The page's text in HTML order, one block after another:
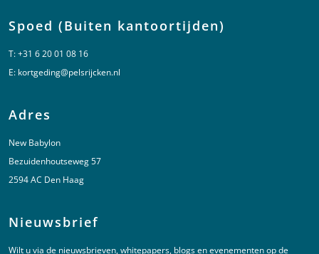
Spoed (Buiten kantoortijden)
T:+31 6 20 01 08 16
E: kortgeding@pelsrijcken.nl
Adres
New Babylon
Bezuidenhoutseweg 57
2594 AC Den Haag
Nieuwsbrief
Wilt u via de nieuwsbrieven, whitepapers, blogs en evenementen op de